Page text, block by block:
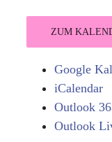
ZUM
Google
iCalendar
Outlook
Outlook